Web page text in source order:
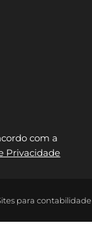
com a
Privacidade
para